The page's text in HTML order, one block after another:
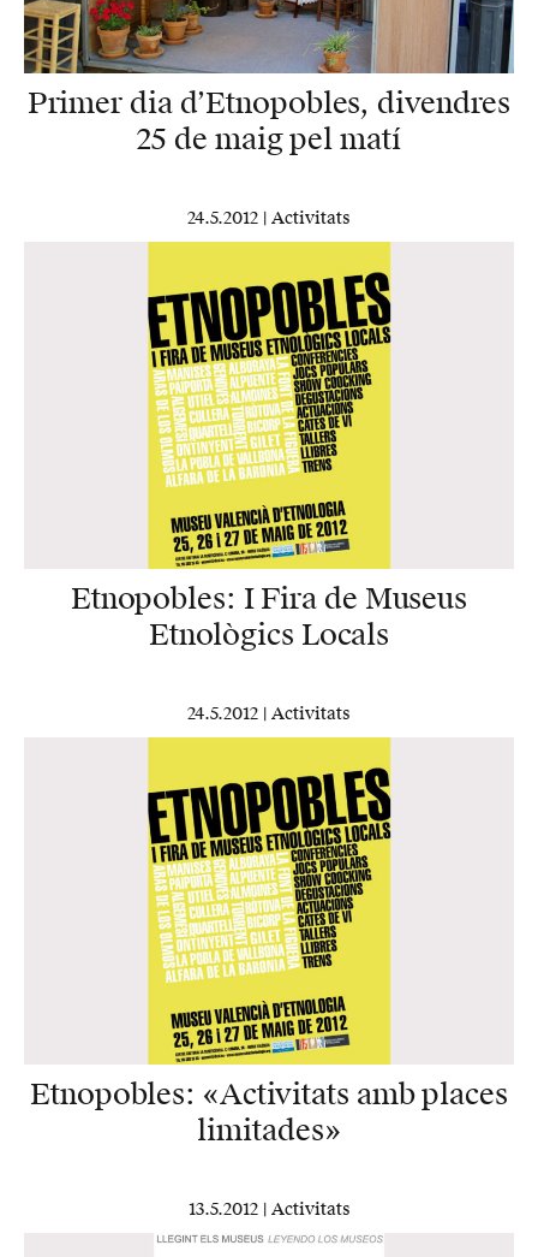
Primer dia d’Etnopobles, divendres
25 de maig pel matí
24.5.2012 | Activitats
Etnopobles: I Fira de Museus
Etnològics Locals
24.5.2012 | Activitats
Etnopobles: «Activitats amb places
limitades»
13.5.2012 | Activitats